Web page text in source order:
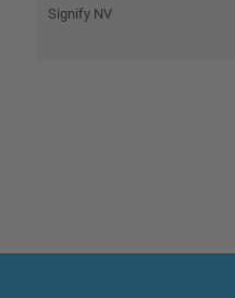
Signify NV